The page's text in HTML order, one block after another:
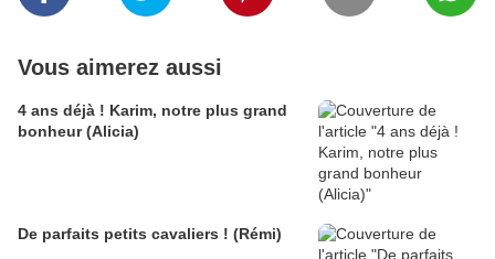
Vous aimerez aussi
4 ans déjà ! Karim, notre plus grand
bonheur (Alicia)
De parfaits petits cavaliers ! (Rémi)